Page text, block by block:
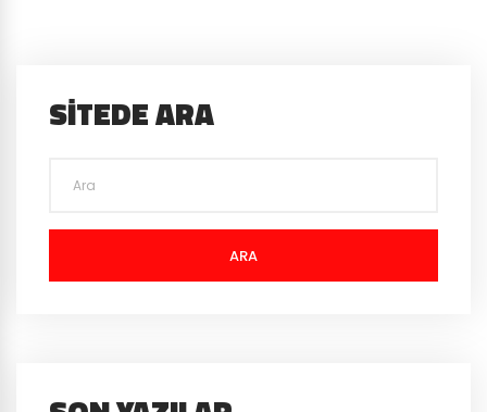
SITEDE ARA
ARA